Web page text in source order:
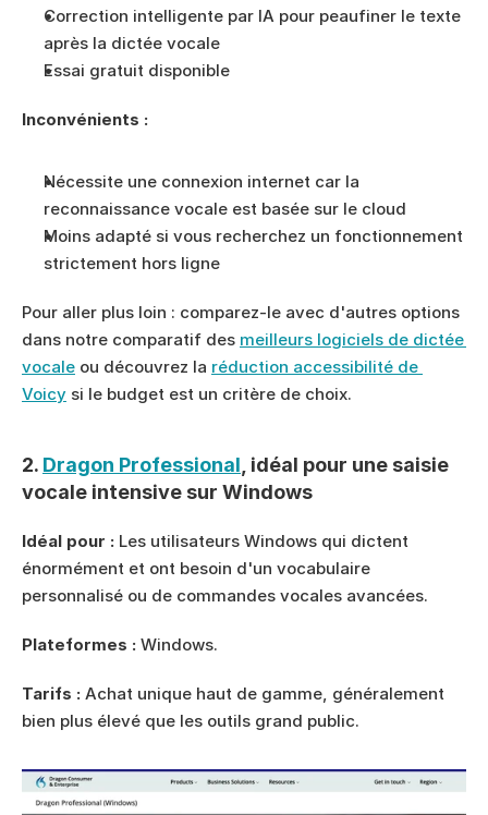
Correction intelligente par IA pour peaufiner le texte
après la dictée vocale
Essai gratuit disponible
Inconvénients :
Nécessite une connexion internet car la
reconnaissance vocale est basée sur le cloud
Moins adapté si vous recherchez un fonctionnement
strictement hors ligne
Pour aller plus loin : comparez-le avec d'autres options
dans notre comparatif des meilleurs logiciels de dictée
vocale ou découvrez la réduction accessibilité de
Voicy si le budget est un critère de choix.
2. Dragon Professional , idéal pour une saisie
vocale intensive sur Windows
Idéal pour : Les utilisateurs Windows qui dictent
énormément et ont besoin d'un vocabulaire
personnalisé ou de commandes vocales avancées.
Plateformes : Windows.
Tarifs : Achat unique haut de gamme, généralement
bien plus élevé que les outils grand public.